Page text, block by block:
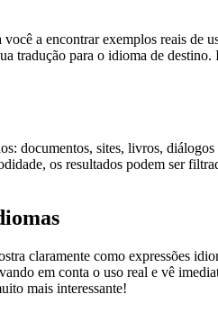
a encontrar exemplos reais de
para o idioma de
documentos, sites, livros,
os resultados podem ser
claramente como expressões
em conta o uso real e vê
mais interessante!